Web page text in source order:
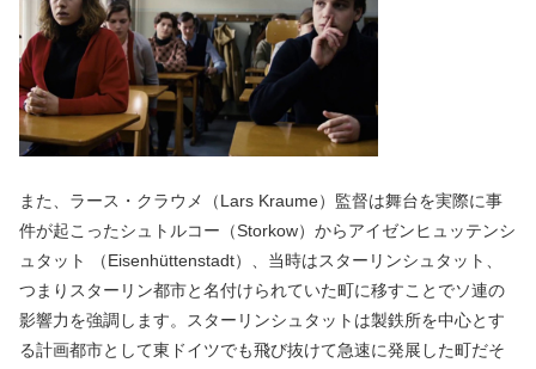
また、ラース・クラウメ（Lars Kraume）監督は舞台を実際に事
件が起こったシュトルコー（Storkow）からアイゼンヒュッテンシ
ュタット （Eisenhüttenstadt）、当時はスターリンシュタット、
つまりスターリン都市と名付けられていた町に移すことでソ連の
影響力を強調します。スターリンシュタットは製鉄所を中心とす
る計画都市として東ドイツでも飛び抜けて急速に発展した町だそ